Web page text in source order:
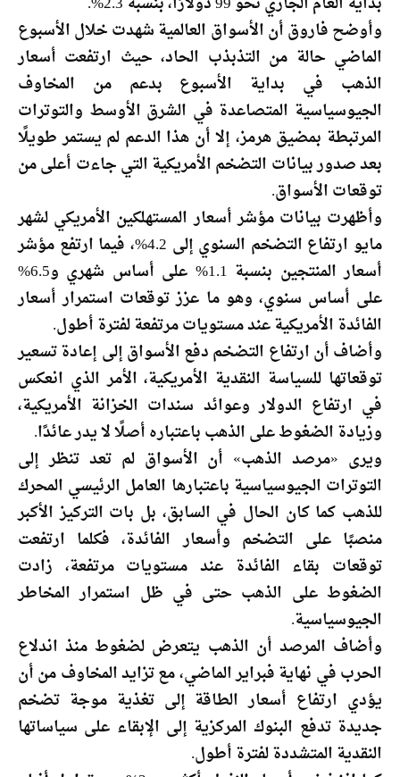
وأوضح فاروق أن الأسواق العالمية شهدت خلال الأسبوع
الماضي حالة من التذبذب الحاد، حيث ارتفعت أسعار
الذهب في بداية الأسبوع بدعم من المخاوف
الجيوسياسية المتصاعدة في الشرق الأوسط والتوترات
المرتبطة بمضيق هرمز، إلا أن هذا الدعم لم يستمر طويلًا
بعد صدور بيانات التضخم الأمريكية التي جاءت أعلى من
توقعات الأسواق.
وأظهرت بيانات مؤشر أسعار المستهلكين الأمريكي لشهر
مايو ارتفاع التضخم السنوي إلى 4.2%، فيما ارتفع مؤشر
أسعار المنتجين بنسبة 1.1% على أساس شهري و6.5%
على أساس سنوي، وهو ما عزز توقعات استمرار أسعار
الفائدة الأمريكية عند مستويات مرتفعة لفترة أطول.
وأضاف أن ارتفاع التضخم دفع الأسواق إلى إعادة تسعير
توقعاتها للسياسة النقدية الأمريكية، الأمر الذي انعكس
في ارتفاع الدولار وعوائد سندات الخزانة الأمريكية،
وزيادة الضغوط على الذهب باعتباره أصلًا لا يدر عائدًا.
ويرى «مرصد الذهب» أن الأسواق لم تعد تنظر إلى
التوترات الجيوسياسية باعتبارها العامل الرئيسي المحرك
للذهب كما كان الحال في السابق، بل بات التركيز الأكبر
منصبًا على التضخم وأسعار الفائدة، فكلما ارتفعت
توقعات بقاء الفائدة عند مستويات مرتفعة، زادت
الضغوط على الذهب حتى في ظل استمرار المخاطر
الجيوسياسية.
وأضاف المرصد أن الذهب يتعرض لضغوط منذ اندلاع
الحرب في نهاية فبراير الماضي، مع تزايد المخاوف من أن
يؤدي ارتفاع أسعار الطاقة إلى تغذية موجة تضخم
جديدة تدفع البنوك المركزية إلى الإبقاء على سياساتها
النقدية المتشددة لفترة أطول.